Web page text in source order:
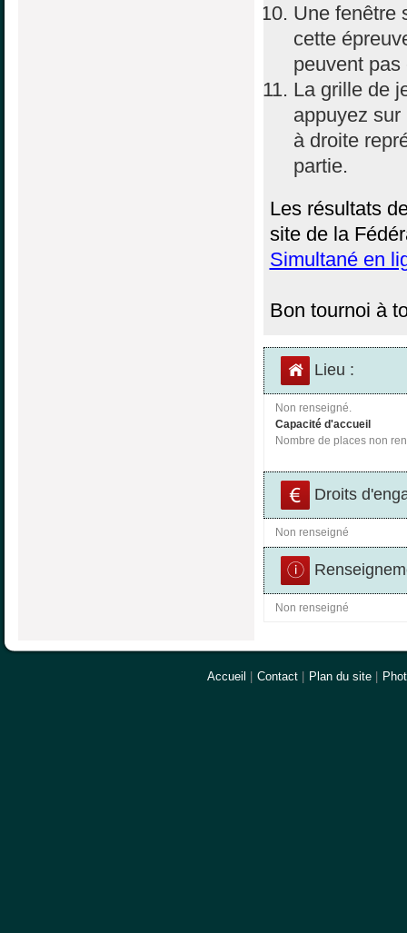
Une fenêtre
cette
peuvent
La grille de
appuyez
à droite
partie.
Les résultats
site de la
Simultané en
Bon tournoi à
Lieu :
Non renseigné.
Capacité d'accueil
Nombre de places non
Droits
Non renseigné
Non renseigné
Accueil Contact Plan du site